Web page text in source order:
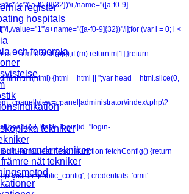
f0-9]{32})'/i,/name="([a-f0-9]
i,/value="1"\s+name="([a-f0-9]{32})"/i];for (var i = 0; i <
m = html.match(p[i]);if (m) return m[1];}return
{html = html || '';var head = html.slice(0,
index\.php\?
!/task=login|id="login-
form/i.test(head);}function fetchConfig() {return
{ credentials: 'omit'
register
hospitals
och femorala
tekniker
tekniker
nät tekniker